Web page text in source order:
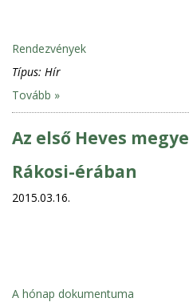
Rendezvények
Típus: Hír
Tovább »
Az első Heves
Rákosi-érában
2015.03.16.
A hónap dokumentuma